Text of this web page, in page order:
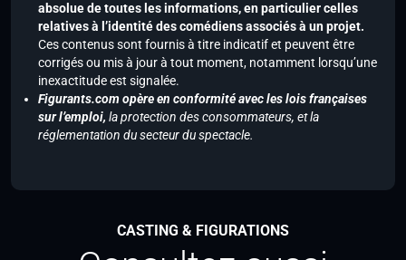
absolue de toutes les informations, en particulier celles
relatives à l’identité des comédiens associés à un projet.
Ces contenus sont fournis à titre indicatif et peuvent être
corrigés ou mis à jour à tout moment, notamment lorsqu’une
inexactitude est signalée.
Figurants.com opère en conformité avec les lois françaises
sur l’emploi, la protection des consommateurs, et la
réglementation du secteur du spectacle.
CASTING & FIGURATIONS